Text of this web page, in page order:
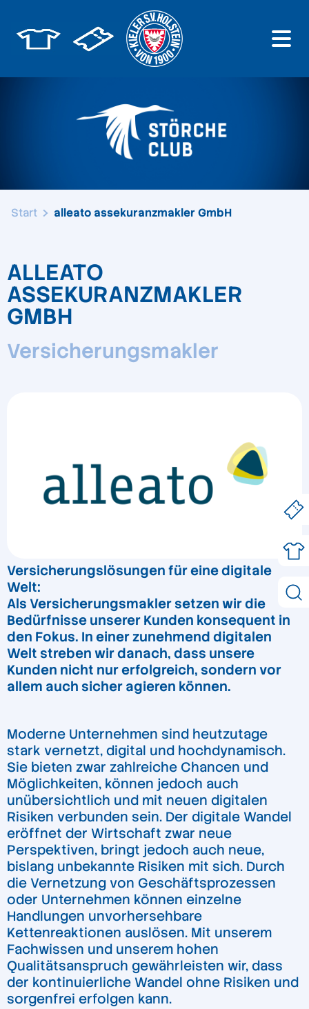
Start alleato assekuranzmakler GmbH
ALLEATO
ASSEKURANZMAKLER
GMBH
Versicherungsmakler
Versicherungslösungen für eine digitale
Welt:
Als Versicherungsmakler setzen wir die
Bedürfnisse unserer Kunden konsequent in
den Fokus. In einer zunehmend digitalen
Welt streben wir danach, dass unsere
Kunden nicht nur erfolgreich, sondern vor
allem auch sicher agieren können.
Moderne Unternehmen sind heutzutage
stark vernetzt, digital und hochdynamisch.
Sie bieten zwar zahlreiche Chancen und
Möglichkeiten, können jedoch auch
unübersichtlich und mit neuen digitalen
Risiken verbunden sein. Der digitale Wandel
eröffnet der Wirtschaft zwar neue
Perspektiven, bringt jedoch auch neue,
bislang unbekannte Risiken mit sich. Durch
die Vernetzung von Geschäftsprozessen
oder Unternehmen können einzelne
Handlungen unvorhersehbare
Kettenreaktionen auslösen. Mit unserem
Fachwissen und unserem hohen
Qualitätsanspruch gewährleisten wir, dass
der kontinuierliche Wandel ohne Risiken und
sorgenfrei erfolgen kann.